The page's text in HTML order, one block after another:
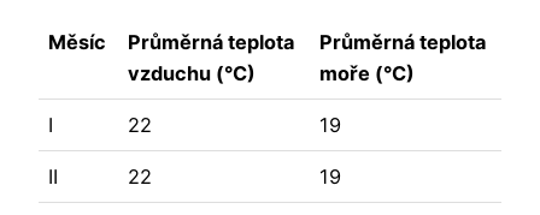
Měsíc
Průměrná teplota
vzduchu (°C)
Průměrná teplota
moře (°C)
I 22 19
II 22 19